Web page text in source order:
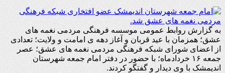
به گزارش روابط عمومی موسسه فرهنگی مردمی نغمه های
عشق؛ همزمان با عید قربان و آغاز دهه ی امامت و ولایت؛ تعدادی
از اعضای شورای شبکه فرهنگی مردمی نغمه های عشق؛ عصر
جمعه ۱۶ خردادماه؛ با حضور در دفتر امام جمعه شهرستان
اندیمشک با وی دیدار و گفتگو کردند.